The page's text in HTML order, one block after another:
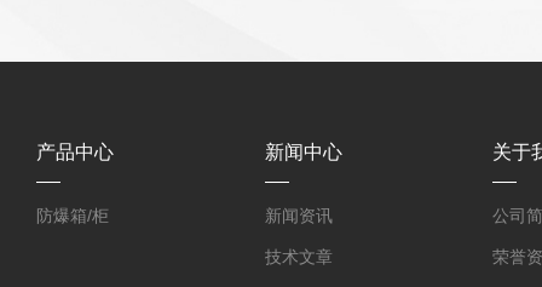
产品中心
防爆箱/柜
新闻中心
新闻资讯
技术文章
关于
公司
荣誉